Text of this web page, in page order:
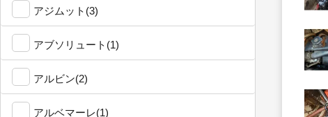
アジムット(3)
アブソリュート(1)
アルビン(2)
アルベマーレ(1)